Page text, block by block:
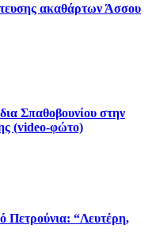
ακαθάρτων Άσσου
Σπαθοβουνίου στην
(video-φώτο)
Πετρούνια: “Λευτέρη,